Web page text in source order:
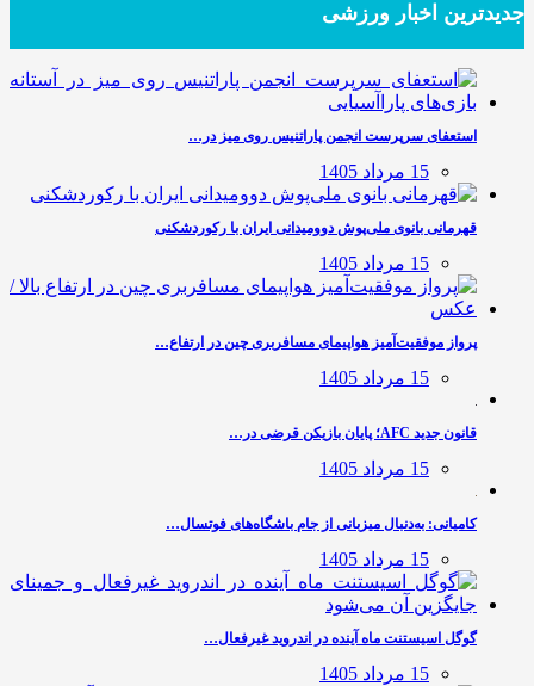
جدیدترین‌ اخبار ورزشی
استعفای سرپرست انجمن پاراتنیس روی میز در…
15 مرداد 1405
قهرمانی بانوی ملی‌پوش دوومیدانی ایران با رکوردشکنی
15 مرداد 1405
پرواز موفقیت‌آمیز هواپیمای مسافربری چین در ارتفاع…
15 مرداد 1405
قانون جدید AFC؛ پایان بازیکن قرضی در…
15 مرداد 1405
کامیانی: به‌دنبال میزبانی از جام باشگاه‌های فوتسال…
15 مرداد 1405
گوگل اسیستنت ماه آینده در اندروید غیرفعال…
15 مرداد 1405